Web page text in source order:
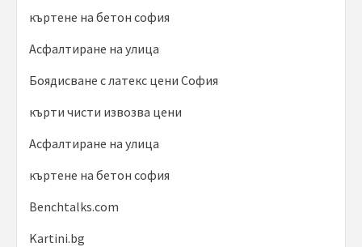
къртене на бетон софия
Асфалтиране на улица
Боядисване с латекс цени София
кърти чисти извозва цени
Асфалтиране на улица
къртене на бетон софия
Benchtalks.com
Kartini.bg